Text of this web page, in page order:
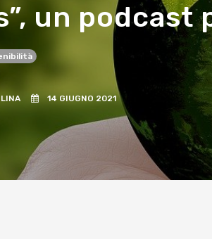
un
14 GIUGNO 2021